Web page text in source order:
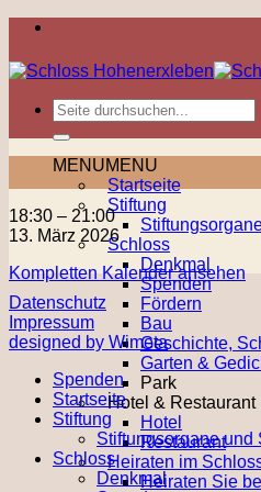
Zum
springen
MENUMENU
Startseite
Stiftung
Schloss
Denkmal
Spenden
Fördern
Bau
Geschichte,
Garten &
Park
Hotel & Restaurant
Hotel
Restaurant
Heiraten im
Heiraten Sie
Kunst
&
Kulinarisches
18:30 – 21:00
13. März 2026
Kompletten Kalender ansehen
Datenschutz
Impressum
designed by Wimeta
Spenden
Startseite
Stiftung
Stiftungsorgane und
Schloss
Denkmal